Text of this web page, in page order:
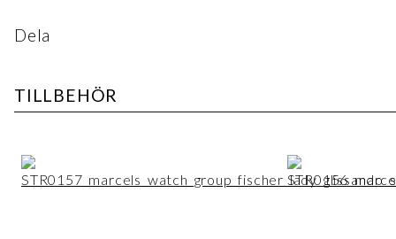
Dela
TILLBEHÖR